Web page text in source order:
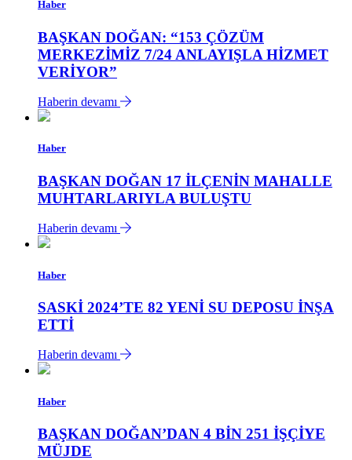
Haber
BAŞKAN DOĞAN: “153 ÇÖZÜM
MERKEZİMİZ 7/24 ANLAYIŞLA HİZMET
VERİYOR”
Haberin devamı
Haber
BAŞKAN DOĞAN 17 İLÇENİN MAHALLE
MUHTARLARIYLA BULUŞTU
Haberin devamı
Haber
SASKİ 2024’TE 82 YENİ SU DEPOSU İNŞA
ETTİ
Haberin devamı
Haber
BAŞKAN DOĞAN’DAN 4 BİN 251 İŞÇİYE
MÜJDE